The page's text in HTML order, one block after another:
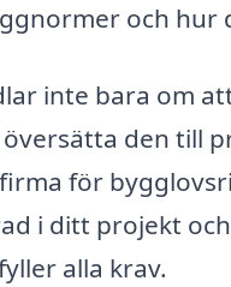
och hur
inte bara om
den till
för
i ditt projekt
alla krav.